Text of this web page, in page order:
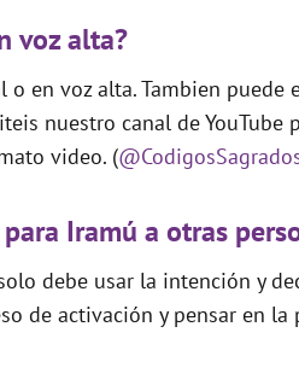
voz alta?
en voz alta. Tambien puede
nuestro canal de
video. (
Iramú a otras
debe usar la intención y
de activación y pensar en la